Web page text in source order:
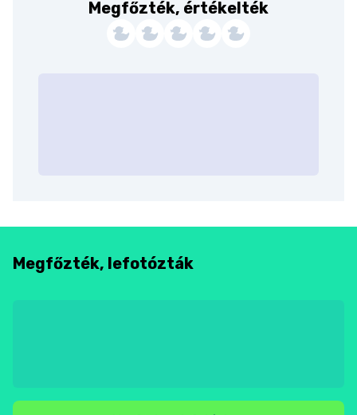
Megfőzték, értékelték
Megfőzték, lefotózták